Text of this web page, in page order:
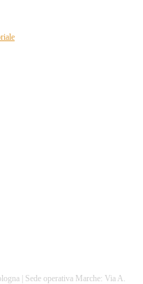
| Sede operativa Marche: Via A.